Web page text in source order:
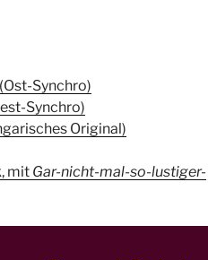
(Ost-Synchro)
Synchro)
Original)
mit Gar-nicht-mal-so-lustiger-